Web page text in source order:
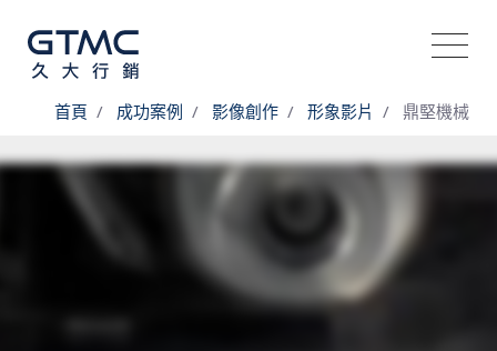
首頁 成功案例 影像創作 形象影片 鼎堅機械